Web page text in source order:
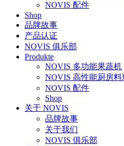
NOVIS 配件
Shop
品牌故事
产品认证
NOVIS 俱乐部
Produkte
NOVIS 多功能果蔬机
NOVIS 高性能厨房料
NOVIS 配件
Shop
关于 NOVIS
品牌故事
关于我们
NOVIS 俱乐部